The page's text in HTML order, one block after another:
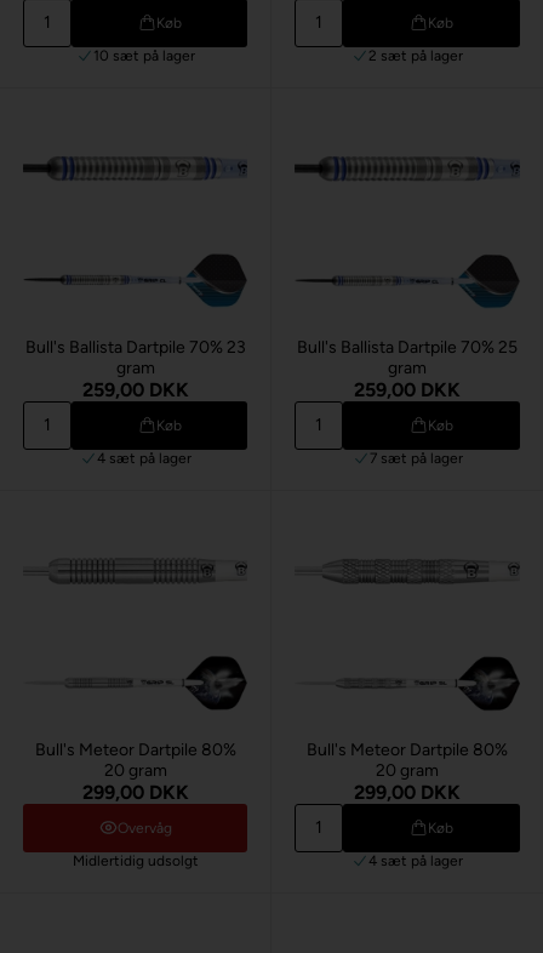
Køb
10 sæt på lager
Køb
2 sæt på lager
Bull's Ballista Dartpile 70% 23
gram
259,00 DKK
Køb
4 sæt på lager
Bull's Ballista Dartpile 70% 25
gram
259,00 DKK
Køb
7 sæt på lager
Bull's Meteor Dartpile 80%
20 gram
299,00 DKK
Overvåg
Midlertidig udsolgt
Bull's Meteor Dartpile 80%
20 gram
299,00 DKK
Køb
4 sæt på lager